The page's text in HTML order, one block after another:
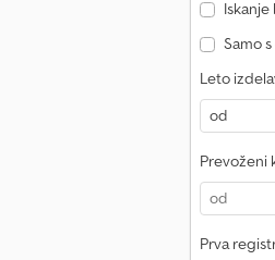
Samo
Leto
Prevoženi
Prva